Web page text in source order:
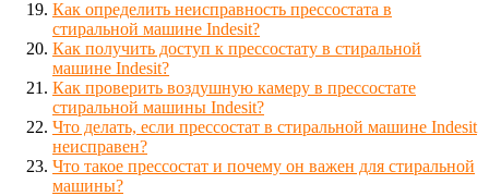
Как определить неисправность прессостата в
стиральной машине Indesit?
Как получить доступ к прессостату в стиральной
машине Indesit?
Как проверить воздушную камеру в прессостате
стиральной машины Indesit?
Что делать, если прессостат в стиральной машине Indesit
неисправен?
Что такое прессостат и почему он важен для стиральной
машины?